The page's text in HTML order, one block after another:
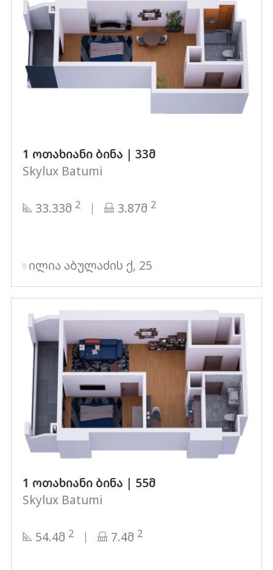
1 ოთახიანი ბინა | 33მ
Skylux Batumi
33.33მ 2 3.87მ 2
ილია აბულაძის ქ, 25
1 ოთახიანი ბინა | 55მ
Skylux Batumi
54.4მ 2 7.4მ 2